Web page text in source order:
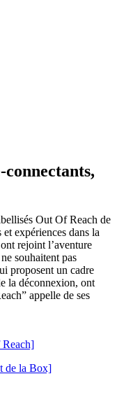
connectants,
Out Of Reach de
expériences dans la
ont rejoint l’aventure
souhaitent pas
proposent un cadre
la déconnexion, ont
appelle de ses
de la Box]